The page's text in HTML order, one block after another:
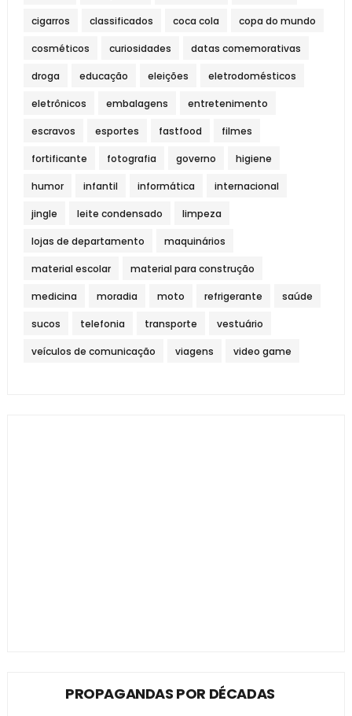
cigarros classificados coca cola copa do mundo
cosméticos curiosidades datas comemorativas
droga educação eleições eletrodomésticos
eletrônicos embalagens entretenimento
escravos esportes fastfood filmes
fortificante fotografia governo higiene
humor infantil informática internacional
jingle leite condensado limpeza
lojas de departamento maquinários
material escolar material para construção
medicina moradia moto refrigerante saúde
sucos telefonia transporte vestuário
veículos de comunicação viagens video game
PROPAGANDAS POR DÉCADAS